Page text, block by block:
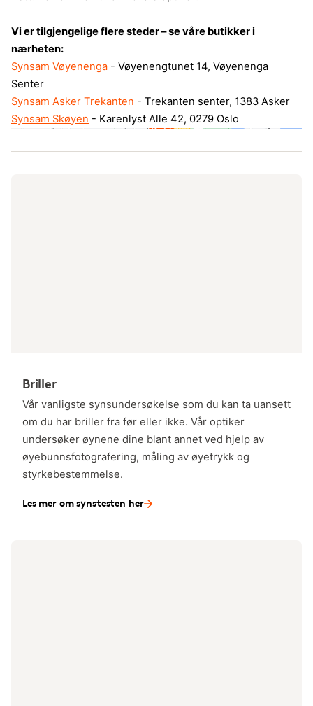
Vi er tilgjengelige flere steder – se våre butikker i
nærheten:
Synsam Vøyenenga - Vøyenengtunet 14, Vøyenenga
Senter
Synsam Asker Trekanten - Trekanten senter, 1383 Asker
Synsam Skøyen - Karenlyst Alle 42, 0279 Oslo
Briller
Vår vanligste synsundersøkelse som du kan ta uansett
om du har briller fra før eller ikke. Vår optiker
undersøker øynene dine blant annet ved hjelp av
øyebunnsfotografering, måling av øyetrykk og
styrkebestemmelse.
Les mer om synstesten her